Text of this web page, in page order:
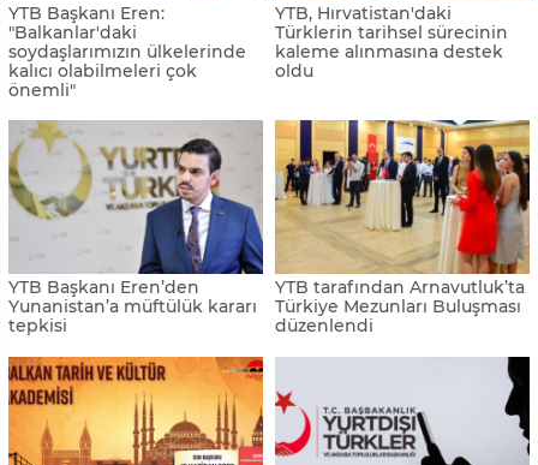
YTB Başkanı Eren:
"Balkanlar'daki
soydaşlarımızın ülkelerinde
kalıcı olabilmeleri çok
önemli"
YTB, Hırvatistan'daki
Türklerin tarihsel sürecinin
kaleme alınmasına destek
oldu
YTB Başkanı Eren’den
Yunanistan’a müftülük kararı
tepkisi
YTB tarafından Arnavutluk’ta
Türkiye Mezunları Buluşması
düzenlendi